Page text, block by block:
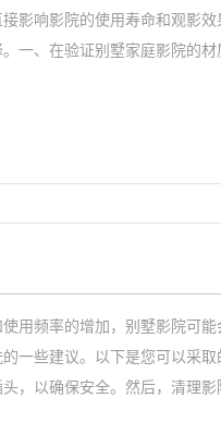
影响影院的使用寿命和观影
一、在验证别墅家庭影院的
用频率的增加，别墅影院可
一些建议。以下是您可以采
，以确保安全。然后，清理影